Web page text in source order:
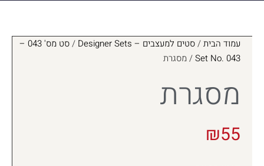
עמוד הבית/סטים למעצבים – Designer Sets /
סט מס' 043 –
Set No. 043/ מסגרת
מסגרת
₪55